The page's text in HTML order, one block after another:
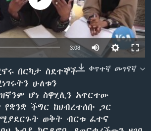
3:08
ቀጥተኛ መገናኛ
በርካታ ስደተኞች
ሁለቱን
ሆነ ስዋሂሊን አጥርተው
ችግር ከህብረተሰቡ ጋር
ወቅት ብርቱ ፈተና